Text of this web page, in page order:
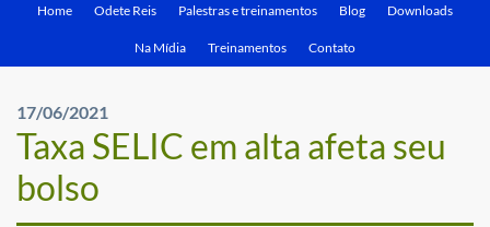
Home Odete Reis Palestras e treinamentos Blog Downloads
Na Mídia Treinamentos Contato
17/06/2021
Taxa SELIC em alta afeta seu
bolso